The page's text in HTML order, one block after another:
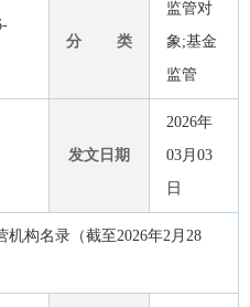
分 类
监管对
象;基金
监管
发文日期
2026年
03月03
日
机构名录（截至2026年2月28